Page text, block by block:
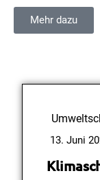
Mehr dazu
13. Juni